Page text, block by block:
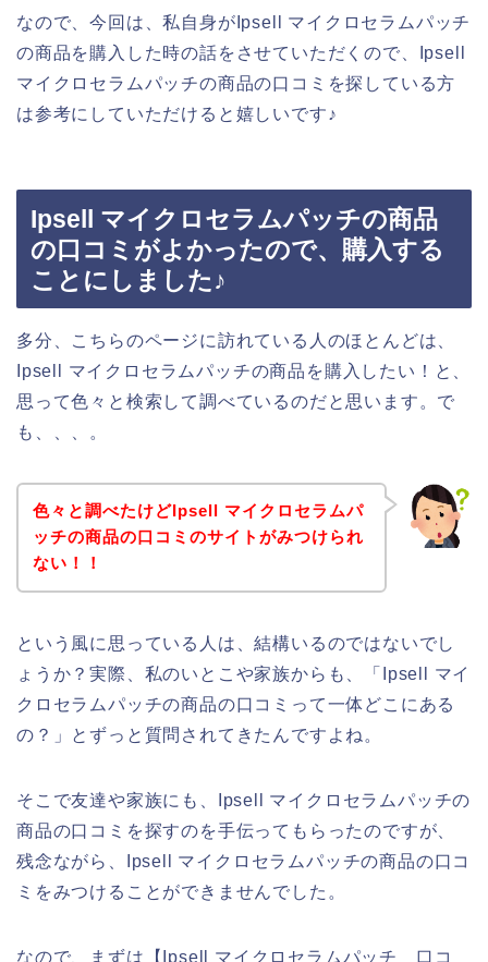
なので、今回は、私自身がIpsell マイクロセラムパッチ
の商品を購入した時の話をさせていただくので、Ipsell
マイクロセラムパッチの商品の口コミを探している方
は参考にしていただけると嬉しいです♪
Ipsell マイクロセラムパッチの商品
の口コミがよかったので、購入する
ことにしました♪
多分、こちらのページに訪れている人のほとんどは、
Ipsell マイクロセラムパッチの商品を購入したい！と、
思って色々と検索して調べているのだと思います。で
も、、、。
色々と調べたけどIpsell マイクロセラムパ
ッチの商品の口コミのサイトがみつけられ
ない！！
という風に思っている人は、結構いるのではないでし
ょうか？実際、私のいとこや家族からも、「Ipsell マイ
クロセラムパッチの商品の口コミって一体どこにある
の？」とずっと質問されてきたんですよね。
そこで友達や家族にも、Ipsell マイクロセラムパッチの
商品の口コミを探すのを手伝ってもらったのですが、
残念ながら、Ipsell マイクロセラムパッチの商品の口コ
ミをみつけることができませんでした。
なので、まずは【Ipsell マイクロセラムパッチ 口コ